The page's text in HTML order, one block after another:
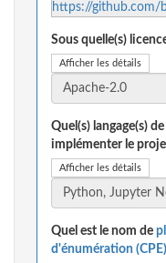
https://github.com/
Sous quelle(s)
Afficher les détails
Quel(s) langage(s)
implémenter le
Afficher les détails
Quel est le nom de
d'énumération (CPE)